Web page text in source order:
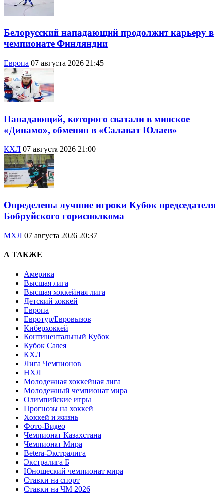
Белорусский нападающий продолжит карьеру в
чемпионате Финляндии
Европа 07 августа 2026 21:45
Нападающий, которого сватали в минское
«Динамо», обменян в «Салават Юлаев»
КХЛ 07 августа 2026 21:00
Определены лучшие игроки Кубок председателя
Бобруйского горисполкома
МХЛ 07 августа 2026 20:37
А ТАКЖЕ
Америка
Высшая лига
Высшая хоккейная лига
Детский хоккей
Европа
Евротур/Евровызов
Киберхоккей
Континентальный Кубок
Кубок Салея
КХЛ
Лига Чемпионов
НХЛ
Молодежная хоккейная лига
Молодежный чемпионат мира
Олимпийские игры
Прогнозы на хоккей
Хоккей и жизнь
Фото-Видео
Чемпионат Казахстана
Чемпионат Мира
Betera-Экстралига
Экстралига Б
Юношеский чемпионат мира
Ставки на спорт
Ставки на ЧМ 2026